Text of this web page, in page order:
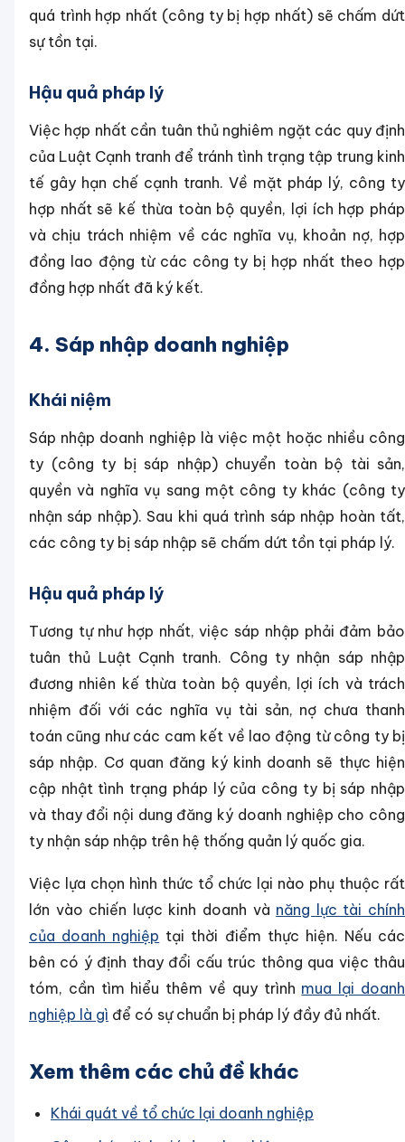
quá trình hợp nhất (công ty bị hợp nhất) sẽ chấm dứt
sự tồn tại.
Hậu quả pháp lý
Việc hợp nhất cần tuân thủ nghiêm ngặt các quy định
của Luật Cạnh tranh để tránh tình trạng tập trung kinh
tế gây hạn chế cạnh tranh. Về mặt pháp lý, công ty
hợp nhất sẽ kế thừa toàn bộ quyền, lợi ích hợp pháp
và chịu trách nhiệm về các nghĩa vụ, khoản nợ, hợp
đồng lao động từ các công ty bị hợp nhất theo hợp
đồng hợp nhất đã ký kết.
4. Sáp nhập doanh nghiệp
Khái niệm
Sáp nhập doanh nghiệp là việc một hoặc nhiều công
ty (công ty bị sáp nhập) chuyển toàn bộ tài sản,
quyền và nghĩa vụ sang một công ty khác (công ty
nhận sáp nhập). Sau khi quá trình sáp nhập hoàn tất,
các công ty bị sáp nhập sẽ chấm dứt tồn tại pháp lý.
Hậu quả pháp lý
Tương tự như hợp nhất, việc sáp nhập phải đảm bảo
tuân thủ Luật Cạnh tranh. Công ty nhận sáp nhập
đương nhiên kế thừa toàn bộ quyền, lợi ích và trách
nhiệm đối với các nghĩa vụ tài sản, nợ chưa thanh
toán cũng như các cam kết về lao động từ công ty bị
sáp nhập. Cơ quan đăng ký kinh doanh sẽ thực hiện
cập nhật tình trạng pháp lý của công ty bị sáp nhập
và thay đổi nội dung đăng ký doanh nghiệp cho công
ty nhận sáp nhập trên hệ thống quản lý quốc gia.
Việc lựa chọn hình thức tổ chức lại nào phụ thuộc rất
lớn vào chiến lược kinh doanh và năng lực tài chính
của doanh nghiệp tại thời điểm thực hiện. Nếu các
bên có ý định thay đổi cấu trúc thông qua việc thâu
tóm, cần tìm hiểu thêm về quy trình mua lại doanh
nghiệp là gì để có sự chuẩn bị pháp lý đầy đủ nhất.
Xem thêm các chủ đề khác
Khái quát về tổ chức lại doanh nghiệp